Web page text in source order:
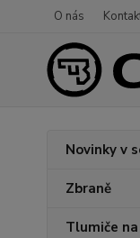
O nás
Novinky v
Zbraně
Tlumiče